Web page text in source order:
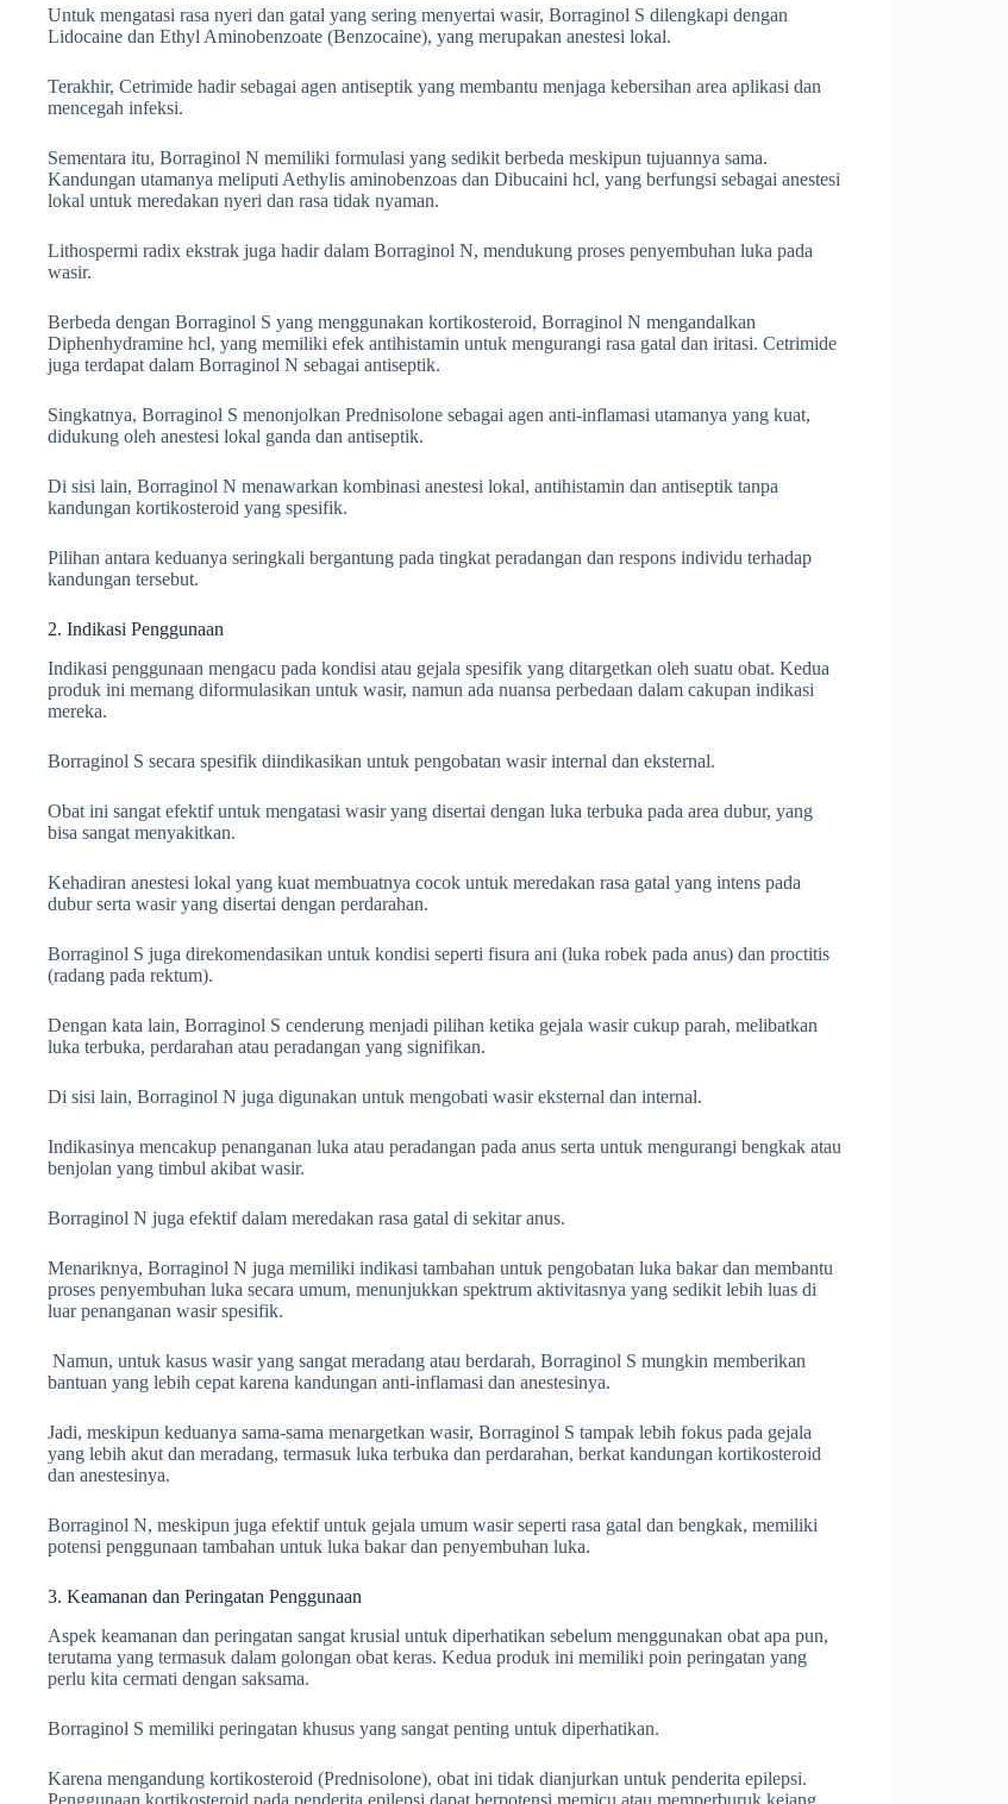
Untuk mengatasi rasa nyeri dan gatal yang sering menyertai wasir, Borraginol S dilengkapi dengan
Lidocaine dan Ethyl Aminobenzoate (Benzocaine), yang merupakan anestesi lokal.
Terakhir, Cetrimide hadir sebagai agen antiseptik yang membantu menjaga kebersihan area aplikasi dan
mencegah infeksi.
Sementara itu, Borraginol N memiliki formulasi yang sedikit berbeda meskipun tujuannya sama.
Kandungan utamanya meliputi Aethylis aminobenzoas dan Dibucaini hcl, yang berfungsi sebagai anestesi
lokal untuk meredakan nyeri dan rasa tidak nyaman.
Lithospermi radix ekstrak juga hadir dalam Borraginol N, mendukung proses penyembuhan luka pada
wasir.
Berbeda dengan Borraginol S yang menggunakan kortikosteroid, Borraginol N mengandalkan
Diphenhydramine hcl, yang memiliki efek antihistamin untuk mengurangi rasa gatal dan iritasi. Cetrimide
juga terdapat dalam Borraginol N sebagai antiseptik.
Singkatnya, Borraginol S menonjolkan Prednisolone sebagai agen anti-inflamasi utamanya yang kuat,
didukung oleh anestesi lokal ganda dan antiseptik.
Di sisi lain, Borraginol N menawarkan kombinasi anestesi lokal, antihistamin dan antiseptik tanpa
kandungan kortikosteroid yang spesifik.
Pilihan antara keduanya seringkali bergantung pada tingkat peradangan dan respons individu terhadap
kandungan tersebut.
2. Indikasi Penggunaan
Indikasi penggunaan mengacu pada kondisi atau gejala spesifik yang ditargetkan oleh suatu obat. Kedua
produk ini memang diformulasikan untuk wasir, namun ada nuansa perbedaan dalam cakupan indikasi
mereka.
Borraginol S secara spesifik diindikasikan untuk pengobatan wasir internal dan eksternal.
Obat ini sangat efektif untuk mengatasi wasir yang disertai dengan luka terbuka pada area dubur, yang
bisa sangat menyakitkan.
Kehadiran anestesi lokal yang kuat membuatnya cocok untuk meredakan rasa gatal yang intens pada
dubur serta wasir yang disertai dengan perdarahan.
Borraginol S juga direkomendasikan untuk kondisi seperti fisura ani (luka robek pada anus) dan proctitis
(radang pada rektum).
Dengan kata lain, Borraginol S cenderung menjadi pilihan ketika gejala wasir cukup parah, melibatkan
luka terbuka, perdarahan atau peradangan yang signifikan.
Di sisi lain, Borraginol N juga digunakan untuk mengobati wasir eksternal dan internal.
Indikasinya mencakup penanganan luka atau peradangan pada anus serta untuk mengurangi bengkak atau
benjolan yang timbul akibat wasir.
Borraginol N juga efektif dalam meredakan rasa gatal di sekitar anus.
Menariknya, Borraginol N juga memiliki indikasi tambahan untuk pengobatan luka bakar dan membantu
proses penyembuhan luka secara umum, menunjukkan spektrum aktivitasnya yang sedikit lebih luas di
luar penanganan wasir spesifik.
Namun, untuk kasus wasir yang sangat meradang atau berdarah, Borraginol S mungkin memberikan
bantuan yang lebih cepat karena kandungan anti-inflamasi dan anestesinya.
Jadi, meskipun keduanya sama-sama menargetkan wasir, Borraginol S tampak lebih fokus pada gejala
yang lebih akut dan meradang, termasuk luka terbuka dan perdarahan, berkat kandungan kortikosteroid
dan anestesinya.
Borraginol N, meskipun juga efektif untuk gejala umum wasir seperti rasa gatal dan bengkak, memiliki
potensi penggunaan tambahan untuk luka bakar dan penyembuhan luka.
3. Keamanan dan Peringatan Penggunaan
Aspek keamanan dan peringatan sangat krusial untuk diperhatikan sebelum menggunakan obat apa pun,
terutama yang termasuk dalam golongan obat keras. Kedua produk ini memiliki poin peringatan yang
perlu kita cermati dengan saksama.
Borraginol S memiliki peringatan khusus yang sangat penting untuk diperhatikan.
Karena mengandung kortikosteroid (Prednisolone), obat ini tidak dianjurkan untuk penderita epilepsi.
Penggunaan kortikosteroid pada penderita epilepsi dapat berpotensi memicu atau memperburuk kejang.